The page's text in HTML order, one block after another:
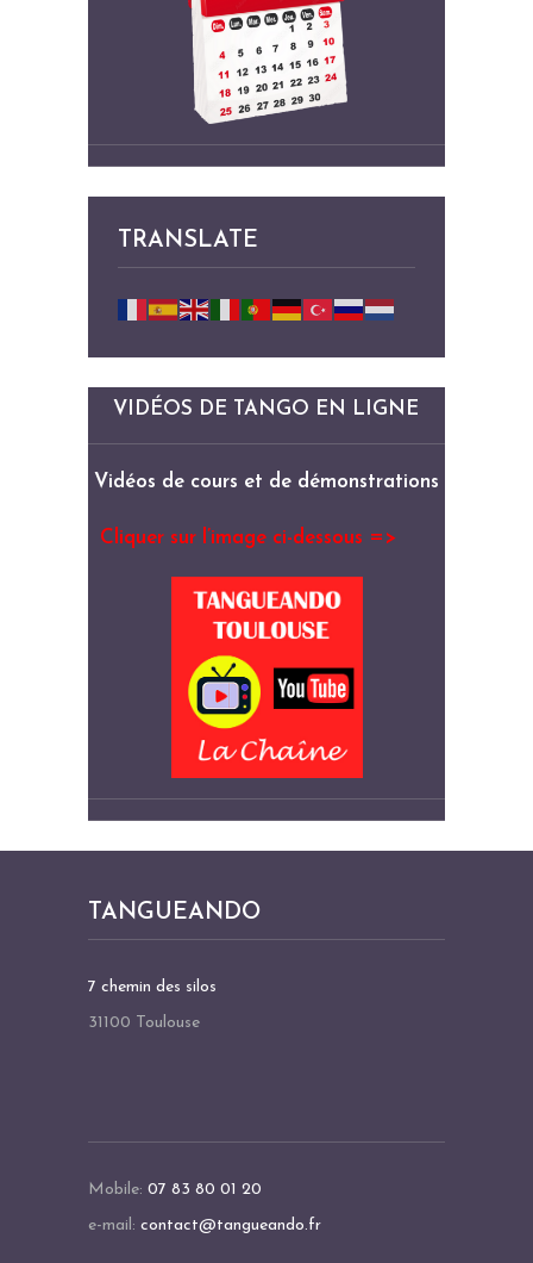
TRANSLATE
VIDÉOS DE TANGO EN LIGNE
Vidéos de cours et de démonstrations
Cliquer sur l’image ci-dessous =>
TANGUEANDO
7 chemin des silos
31100 Toulouse
Mobile: 07 83 80 01 20
e-mail: contact@tangueando.fr